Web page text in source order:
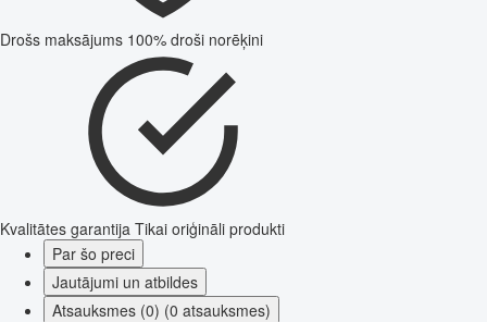
Drošs maksājums 100% droši norēķini
Kvalitātes garantija Tikai oriģināli produkti
Par šo preci
Jautājumi un atbildes
Atsauksmes (0) (0 atsauksmes)